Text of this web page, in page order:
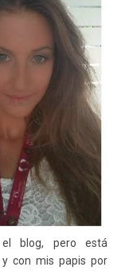
el blog, pero está
con mis papis por